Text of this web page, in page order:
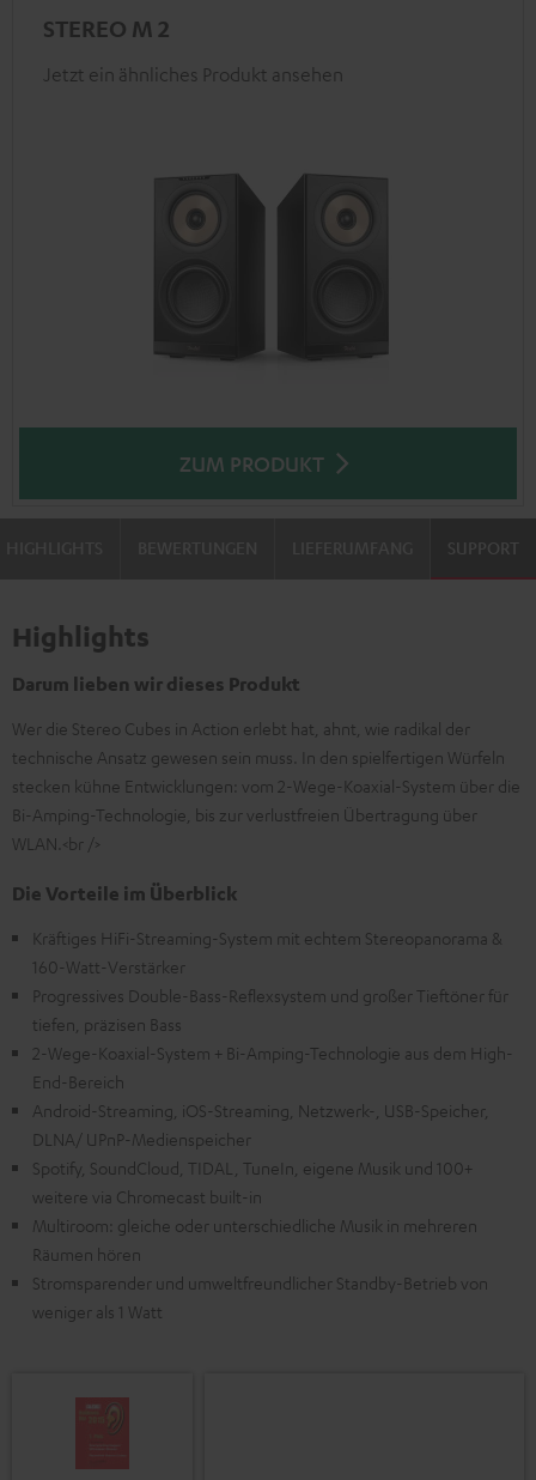
STEREO M 2
Jetzt ein ähnliches Produkt ansehen
ZUM PRODUKT
SUPPORT
Highlights
Darum lieben wir dieses Produkt
Wer die Stereo Cubes in Action erlebt hat, ahnt, wie radikal der
technische Ansatz gewesen sein muss. In den spielfertigen Würfeln
stecken kühne Entwicklungen: vom 2-Wege-Koaxial-System über die
Bi-Amping-Technologie, bis zur verlustfreien Übertragung über
WLAN.<br />
Die Vorteile im Überblick
Kräftiges HiFi-Streaming-System mit echtem Stereopanorama &
160-Watt-Verstärker
Progressives Double-Bass-Reflexsystem und großer Tieftöner für
tiefen, präzisen Bass
2-Wege-Koaxial-System + Bi-Amping-Technologie aus dem High-
End-Bereich
Android-Streaming, iOS-Streaming, Netzwerk-, USB-Speicher,
DLNA/ UPnP-Medienspeicher
Spotify, SoundCloud, TIDAL, TuneIn, eigene Musik und 100+
weitere via Chromecast built-in
Multiroom: gleiche oder unterschiedliche Musik in mehreren
Räumen hören
Stromsparender und umweltfreundlicher Standby-Betrieb von
weniger als 1 Watt